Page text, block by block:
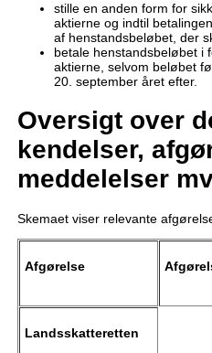
stille en anden form for
aktierne og indtil
af henstandsbeløbet, der
betale henstandsbeløbet i
aktierne, selvom beløbet
20. september året efter.
Oversigt over
kendelser,
meddelelser
Skemaet viser relevante
Afgørelse
Landsskatteretten